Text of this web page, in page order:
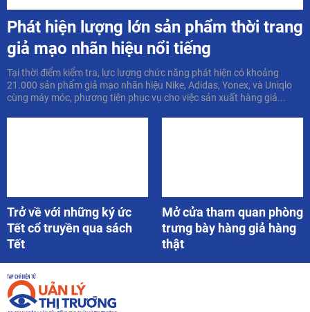
Phát hiện lượng lớn sản phẩm thời trang
giả mạo nhãn hiệu nổi tiếng
Tại thời điểm kiểm tra, lực lượng chức năng phát hiện có khoảng
21.000 sản phẩm giả mạo nhãn hiệu Nike, Adidas, Yonex, và Uniqlo
cùng máy móc, phương tiện phục vụ cho việc sản xuất hàng giả...
Trở về với những ký ức
Tết cổ truyền qua sách
Tết
Mở cửa tham quan phòng
trưng bày hàng giả hàng
thật